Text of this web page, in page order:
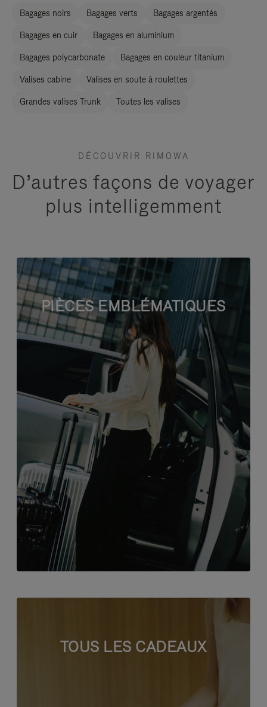
Bagages noirs Bagages verts Bagages argentés
Bagages en cuir Bagages en aluminium
Bagages polycarbonate Bagages en couleur titanium
Valises cabine Valises en soute à roulettes
Grandes valises Trunk Toutes les valises
DÉCOUVRIR RIMOWA
D’autres façons de voyager
plus intelligemment
PIÈCES EMBLÉMATIQUES
TOUS LES CADEAUX